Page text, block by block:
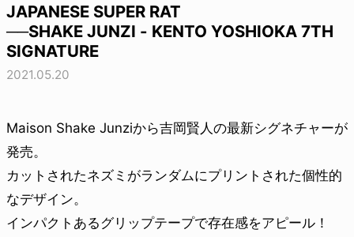
JAPANESE SUPER RAT
──SHAKE JUNZI - KENTO YOSHIOKA 7TH
SIGNATURE
2021.05.20
Maison Shake Junziから吉岡賢人の最新シグネチャーが
発売。
カットされたネズミがランダムにプリントされた個性的
なデザイン。
インパクトあるグリップテープで存在感をアピール！